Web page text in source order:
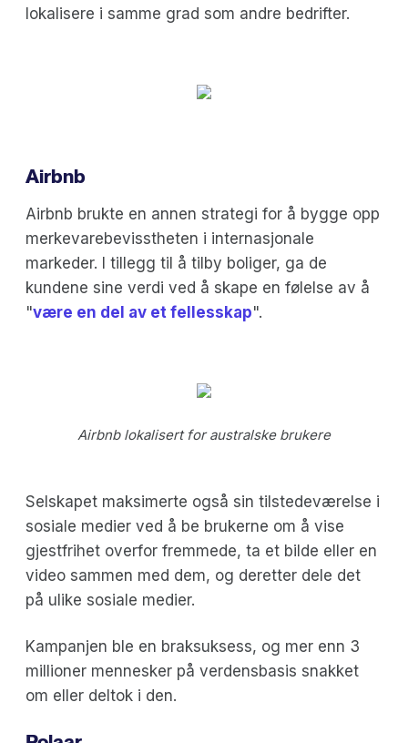
lokalisere i samme grad som andre bedrifter.
Airbnb
Airbnb brukte en annen strategi for å bygge opp
merkevarebevisstheten i internasjonale
markeder. I tillegg til å tilby boliger, ga de
kundene sine verdi ved å skape en følelse av å
"være en del av et fellesskap".
Airbnb lokalisert for australske brukere
Selskapet maksimerte også sin tilstedeværelse i
sosiale medier ved å be brukerne om å vise
gjestfrihet overfor fremmede, ta et bilde eller en
video sammen med dem, og deretter dele det
på ulike sosiale medier.
Kampanjen ble en braksuksess, og mer enn 3
millioner mennesker på verdensbasis snakket
om eller deltok i den.